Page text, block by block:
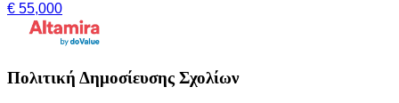
€ 55,000
Πολιτική Δημοσίευσης Σχολίων